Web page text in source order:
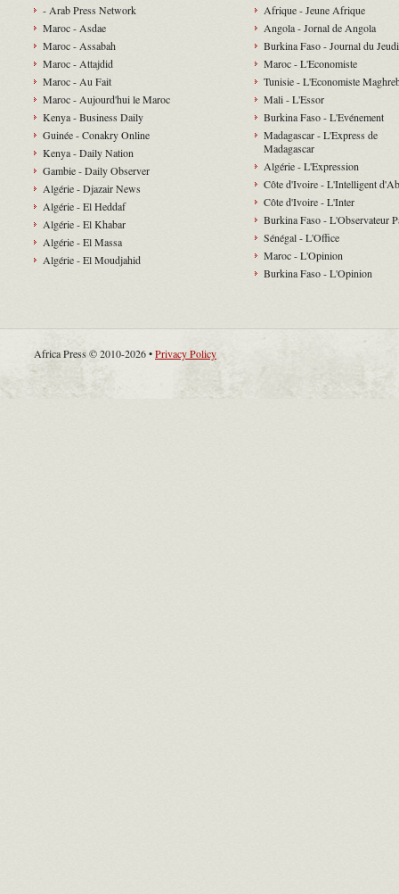
- Arab Press Network
Maroc - Asdae
Maroc - Assabah
Maroc - Attajdid
Maroc - Au Fait
Maroc - Aujourd'hui le Maroc
Kenya - Business Daily
Guinée - Conakry Online
Kenya - Daily Nation
Gambie - Daily Observer
Algérie - Djazair News
Algérie - El Heddaf
Algérie - El Khabar
Algérie - El Massa
Algérie - El Moudjahid
Afrique - Jeune Afrique
Angola - Jornal de Angola
Burkina Faso - Journal du Jeudi
Maroc - L'Economiste
Tunisie - L'Economiste
Mali - L'Essor
Burkina Faso - L'Evénement
Madagascar - L'Express de
Madagascar
Algérie - L'Expression
Côte d'Ivoire - L'Intelligent
Côte d'Ivoire - L'Inter
Burkina Faso - L'Observateur
Sénégal - L'Office
Maroc - L'Opinion
Burkina Faso - L'Opinion
Africa Press © 2010-2026 •Privacy Policy